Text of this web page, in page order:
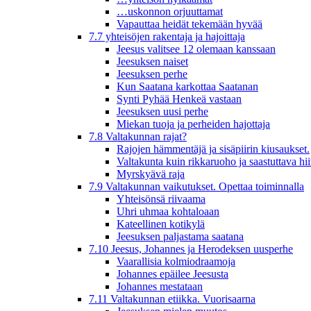
…uskonnon orjuuttamat
Vapauttaa heidät tekemään hyvää
7.7 yhteisöjen rakentaja ja hajoittaja
Jeesus valitsee 12 olemaan kanssaan
Jeesuksen naiset
Jeesuksen perhe
Kun Saatana karkottaa Saatanan
Synti Pyhää Henkeä vastaan
Jeesuksen uusi perhe
Miekan tuoja ja perheiden hajottaja
7.8 Valtakunnan rajat?
Rajojen hämmentäjä ja sisäpiirin kiusaukset.
Valtakunta kuin rikkaruoho ja saastuttava
Myrskyävä raja
7.9 Valtakunnan vaikutukset. Opettaa toiminnalla
Yhteisönsä riivaama
Uhri uhmaa kohtaloaan
Kateellinen kotikylä
Jeesuksen paljastama saatana
7.10 Jeesus, Johannes ja Herodeksen uusperhe
Vaarallisia kolmiodraamoja
Johannes epäilee Jeesusta
Johannes mestataan
7.11 Valtakunnan etiikka. Vuorisaarna